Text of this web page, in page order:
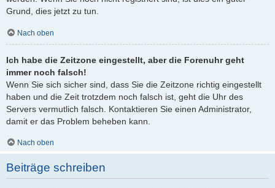
Grund, dies jetzt zu tun.
Nach oben
Ich habe die Zeitzone eingestellt, aber die Forenuhr geht
immer noch falsch!
Wenn Sie sich sicher sind, dass Sie die Zeitzone richtig eingestellt
haben und die Zeit trotzdem noch falsch ist, geht die Uhr des
Servers vermutlich falsch. Kontaktieren Sie einen Administrator,
damit er das Problem beheben kann.
Nach oben
Beiträge schreiben